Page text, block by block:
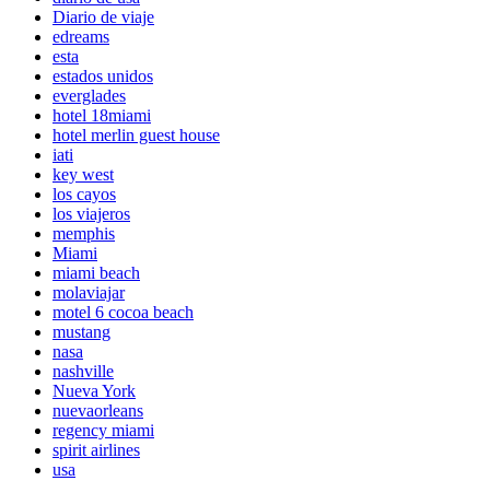
Diario de viaje
edreams
esta
estados unidos
everglades
hotel 18miami
hotel merlin guest house
iati
key west
los cayos
los viajeros
memphis
Miami
miami beach
molaviajar
motel 6 cocoa beach
mustang
nasa
nashville
Nueva York
nuevaorleans
regency miami
spirit airlines
usa